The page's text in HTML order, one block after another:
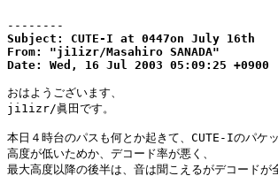
--------
Subject: CUTE-I at 0447on July 16th
From: "ji1izr/Masahiro SANADA"
Date: Wed, 16 Jul 2003 05:09:25 +0900
おはようございます、
ji1izr/眞田です。
本日４時台のパスも何とか起きて、CUTE-Iのパケ
高度が低いためか、デコード率が悪く、
最大高度以降の後半は、音は聞こえるがデコードが